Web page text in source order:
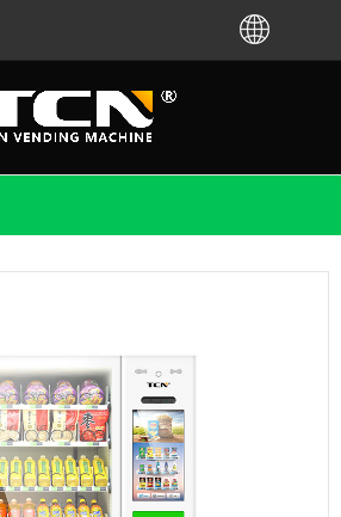
боюнча жетекчилик